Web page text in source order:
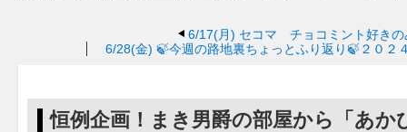
6/17(月) セコマ チョコミント好きの
6/28(金) 🍃今週の路地裏ちょっとふり返り🍃２０２
恒例企画！まき男爵の部屋から「あか